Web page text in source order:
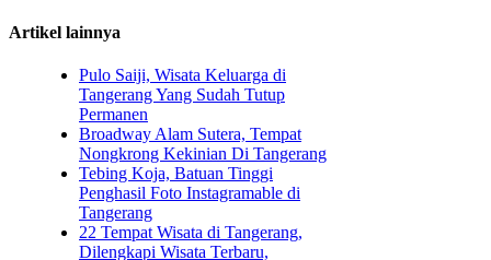
Artikel lainnya
Pulo Saiji, Wisata Keluarga di
Tangerang Yang Sudah Tutup
Permanen
Broadway Alam Sutera, Tempat
Nongkrong Kekinian Di Tangerang
Tebing Koja, Batuan Tinggi
Penghasil Foto Instagramable di
Tangerang
22 Tempat Wisata di Tangerang,
Dilengkapi Wisata Terbaru,